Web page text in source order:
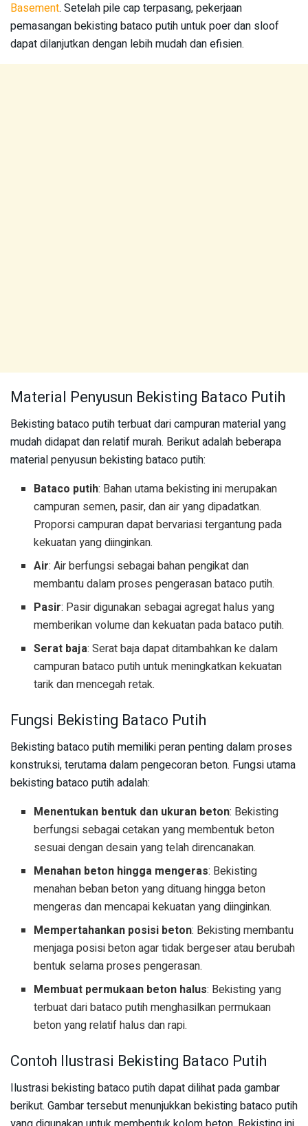
Basement. Setelah pile cap terpasang, pekerjaan
pemasangan bekisting bataco putih untuk poer dan sloof
dapat dilanjutkan dengan lebih mudah dan efisien.
Material Penyusun Bekisting Bataco Putih
Bekisting bataco putih terbuat dari campuran material yang
mudah didapat dan relatif murah. Berikut adalah beberapa
material penyusun bekisting bataco putih:
Bataco putih: Bahan utama bekisting ini merupakan
campuran semen, pasir, dan air yang dipadatkan.
Proporsi campuran dapat bervariasi tergantung pada
kekuatan yang diinginkan.
Air: Air berfungsi sebagai bahan pengikat dan
membantu dalam proses pengerasan bataco putih.
Pasir: Pasir digunakan sebagai agregat halus yang
memberikan volume dan kekuatan pada bataco putih.
Serat baja: Serat baja dapat ditambahkan ke dalam
campuran bataco putih untuk meningkatkan kekuatan
tarik dan mencegah retak.
Fungsi Bekisting Bataco Putih
Bekisting bataco putih memiliki peran penting dalam proses
konstruksi, terutama dalam pengecoran beton. Fungsi utama
bekisting bataco putih adalah:
Menentukan bentuk dan ukuran beton: Bekisting
berfungsi sebagai cetakan yang membentuk beton
sesuai dengan desain yang telah direncanakan.
Menahan beton hingga mengeras: Bekisting
menahan beban beton yang dituang hingga beton
mengeras dan mencapai kekuatan yang diinginkan.
Mempertahankan posisi beton: Bekisting membantu
menjaga posisi beton agar tidak bergeser atau berubah
bentuk selama proses pengerasan.
Membuat permukaan beton halus: Bekisting yang
terbuat dari bataco putih menghasilkan permukaan
beton yang relatif halus dan rapi.
Contoh Ilustrasi Bekisting Bataco Putih
Ilustrasi bekisting bataco putih dapat dilihat pada gambar
berikut. Gambar tersebut menunjukkan bekisting bataco putih